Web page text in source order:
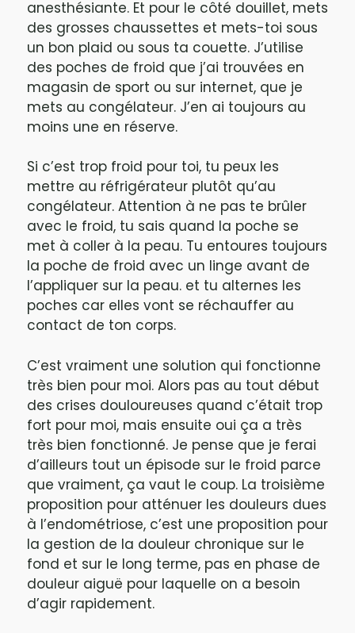
anesthésiante. Et pour le côté douillet, mets
des grosses chaussettes et mets-toi sous
un bon plaid ou sous ta couette. J’utilise
des poches de froid que j’ai trouvées en
magasin de sport ou sur internet, que je
mets au congélateur. J’en ai toujours au
moins une en réserve.
Si c’est trop froid pour toi, tu peux les
mettre au réfrigérateur plutôt qu’au
congélateur. Attention à ne pas te brûler
avec le froid, tu sais quand la poche se
met à coller à la peau. Tu entoures toujours
la poche de froid avec un linge avant de
l’appliquer sur la peau. et tu alternes les
poches car elles vont se réchauffer au
contact de ton corps.
C’est vraiment une solution qui fonctionne
très bien pour moi. Alors pas au tout début
des crises douloureuses quand c’était trop
fort pour moi, mais ensuite oui ça a très
très bien fonctionné. Je pense que je ferai
d’ailleurs tout un épisode sur le froid parce
que vraiment, ça vaut le coup. La troisième
proposition pour atténuer les douleurs dues
à l’endométriose, c’est une proposition pour
la gestion de la douleur chronique sur le
fond et sur le long terme, pas en phase de
douleur aiguë pour laquelle on a besoin
d’agir rapidement.